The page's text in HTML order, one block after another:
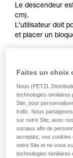
pouvoir
avec
de la
Nous
liées à
que
Le descendeur
cm).
L’utilisateur doit
et placer un
Faites un choix
Nous (PETZL
technologies
Site, pour
trafic. Nous
sur notre Site, avec
sociaux afin de
acceptez, nos cookies
notre Site et ne vous
technologies